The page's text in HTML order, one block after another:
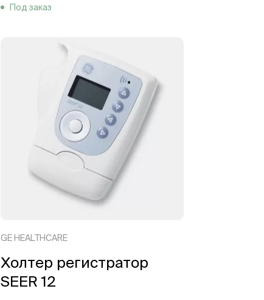
Под заказ
GE HEALTHCARE
Холтер регистратор
SEER 12